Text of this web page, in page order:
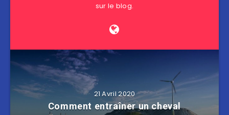
sur le blog.
21 Avril 2020
Comment entraîner un cheval